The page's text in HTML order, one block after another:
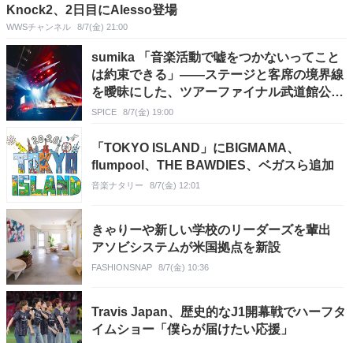
Knock2、2日目にAlesso登場
WWSチャンネル 8/7(金) 21:00
sumika 「音楽活動で嘘をつかないってこと
は約束できる」――ステージと客席の境界線
を曖昧にした、ツアーファイナル武道館公演
レポート
SPICE 8/7(金) 19:00
「TOKYO ISLAND」にBIGMAMA、
flumpool、THE BAWDIES、ベガスら追加
音楽ナタリー 8/7(金) 12:01
きゃりーや新しい学校のリーダーズを輩出
アソビシステムが米国拠点を新設
FASHIONSNAP 8/7(金) 10:36
Travis Japan、歴史的なJ1開幕戦でハーフタ
イムショー「僕らが届けたい応援」